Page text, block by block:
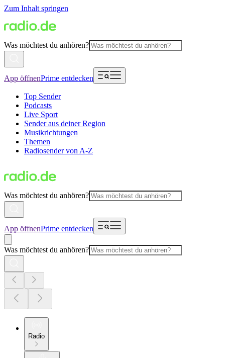
Zum Inhalt springen
Was möchtest du anhören?
App öffnenPrime entdecken
Top Sender
Podcasts
Live Sport
Sender aus deiner Region
Musikrichtungen
Themen
Radiosender von A-Z
Was möchtest du anhören?
App öffnenPrime entdecken
Was möchtest du anhören?
Radio